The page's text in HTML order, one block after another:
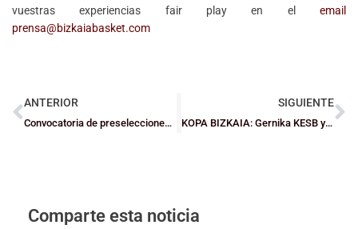
vuestras experiencias fair play en el email
prensa@bizkaiabasket.com
ANTERIOR
Convocatoria de preselecciones de Bizkaia Cadetes e Infantiles
SIGUIENTE
KOPA BIZKAIA: Gernika KESB y Loiola Indautxu, campeones Júniors
Comparte esta noticia